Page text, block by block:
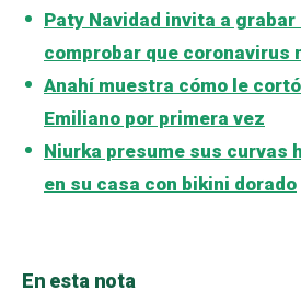
Paty Navidad invita a
comprobar que coronavirus
Anahí muestra cómo le
Emiliano por primera vez
Niurka presume sus curvas
en su casa con bikini dorado
En esta nota